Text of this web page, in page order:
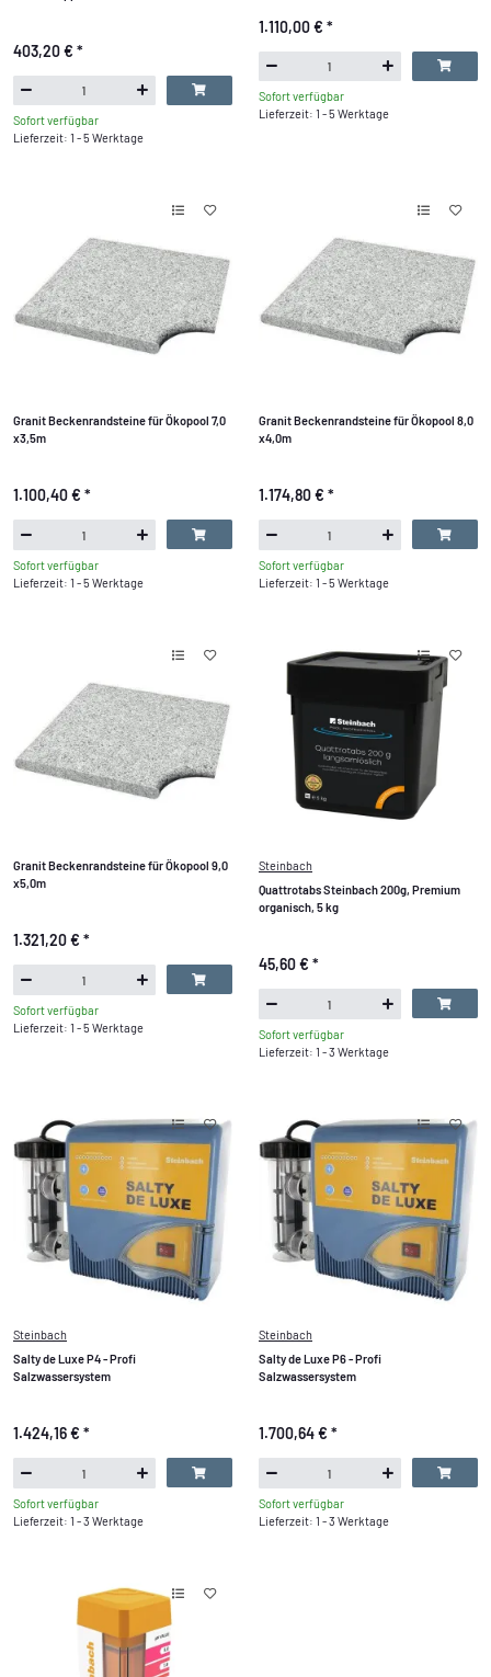
403,20 € *
Sofort verfügbar
Lieferzeit: 1 - 5 Werktage
1.110,00 € *
Sofort verfügbar
Lieferzeit: 1 - 5 Werktage
Granit Beckenrandsteine für Ökopool 7,0
x3,5m
1.100,40 € *
Sofort verfügbar
Lieferzeit: 1 - 5 Werktage
Granit Beckenrandsteine für Ökopool 8,0
x4,0m
1.174,80 € *
Sofort verfügbar
Lieferzeit: 1 - 5 Werktage
Granit Beckenrandsteine für Ökopool 9,0
x5,0m
1.321,20 € *
Sofort verfügbar
Lieferzeit: 1 - 5 Werktage
Steinbach
Quattrotabs Steinbach 200g, Premium
organisch, 5 kg
45,60 € *
Sofort verfügbar
Lieferzeit: 1 - 3 Werktage
Steinbach
Salty de Luxe P4 - Profi
Salzwassersystem
1.424,16 € *
Sofort verfügbar
Lieferzeit: 1 - 3 Werktage
Steinbach
Salty de Luxe P6 - Profi
Salzwassersystem
1.700,64 € *
Sofort verfügbar
Lieferzeit: 1 - 3 Werktage